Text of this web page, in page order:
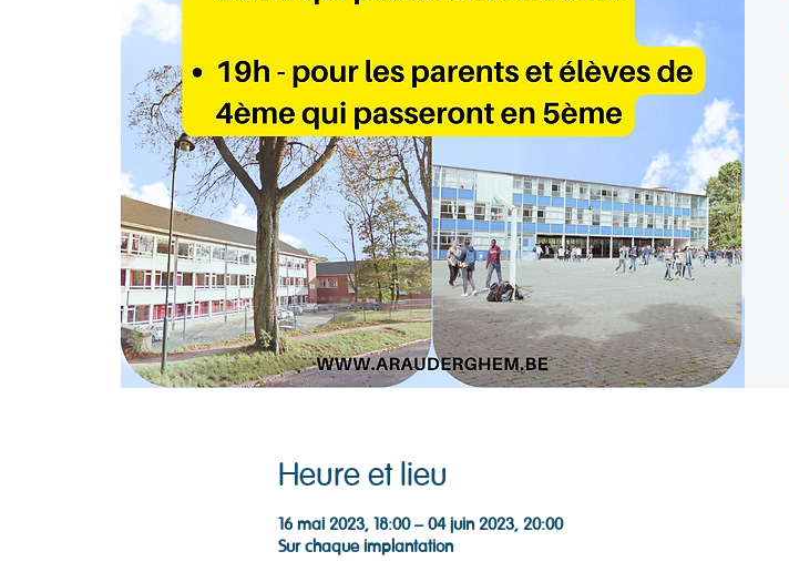
Heure et lieu
16 mai 2023, 18:00 – 04 juin 2023, 20:00
Sur chaque implantation